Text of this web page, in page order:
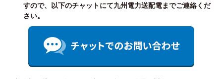
すので、以下のチャットにて九州電力送配電までご連絡くだ
さい。